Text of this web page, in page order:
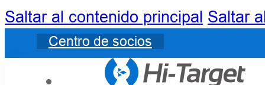
Saltar al contenido principal Saltar
Centro de socios